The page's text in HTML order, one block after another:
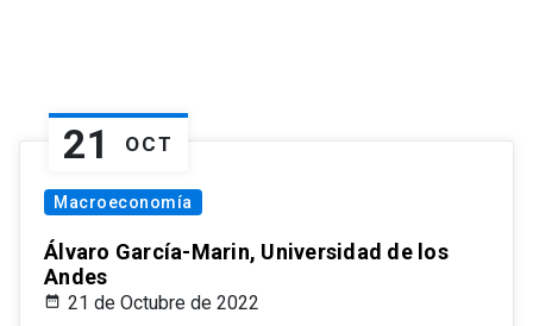
21 OCT
Macroeconomía
Álvaro García-Marin, Universidad de los
Andes
21 de Octubre de 2022